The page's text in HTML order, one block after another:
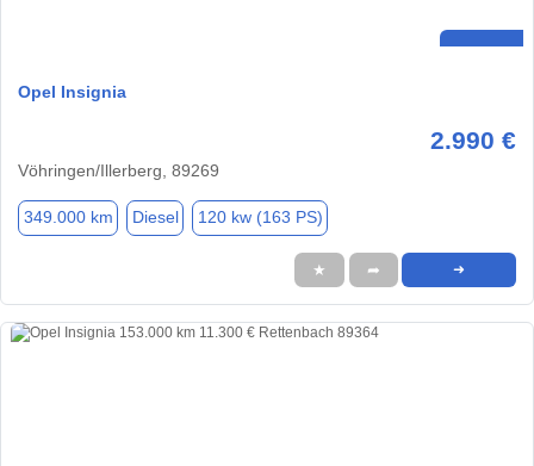
Opel Insignia
2.990 €
Vöhringen/Illerberg, 89269
349.000 km Diesel 120 kw (163 PS)
★ ➦ ➜